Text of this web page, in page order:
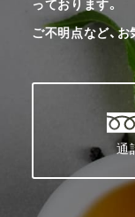
っております。
ご不明点など、
通